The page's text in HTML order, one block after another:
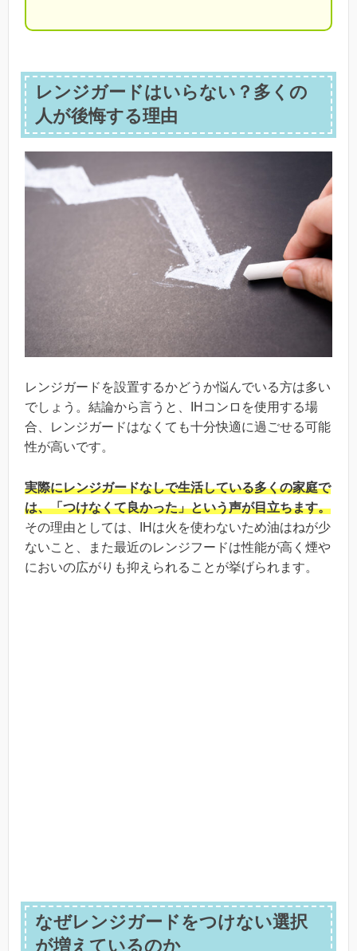
レンジガードはいらない？多くの
人が後悔する理由
レンジガードを設置するかどうか悩んでいる方は多い
でしょう。結論から言うと、IHコンロを使用する場
合、レンジガードはなくても十分快適に過ごせる可能
性が高いです。
実際にレンジガードなしで生活している多くの家庭で
は、「つけなくて良かった」という声が目立ちます。
その理由としては、IHは火を使わないため油はねが少
ないこと、また最近のレンジフードは性能が高く煙や
においの広がりも抑えられることが挙げられます。
なぜレンジガードをつけない選択
が増えているのか